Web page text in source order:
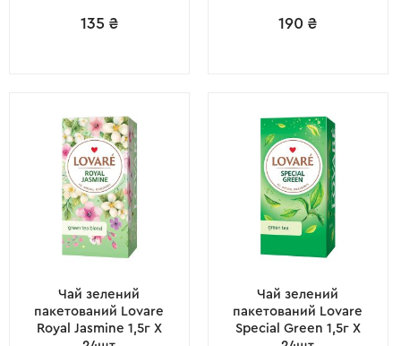
135 ₴ 190 ₴
Чай зелений
пакетований Lovare
Royal Jasmine 1,5г X
Чай зелений
пакетований Lovare
Special Green 1,5г X